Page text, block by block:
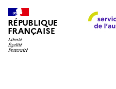
RÉPUBLIQUE
FRANÇAISE